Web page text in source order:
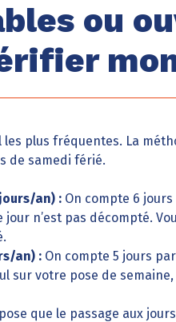
ou
les plus fréquentes. La
de samedi férié.
an) : On compte 6
jour n’est pas décompté.
an) : On compte 5 jours
sur votre pose de
que le passage aux